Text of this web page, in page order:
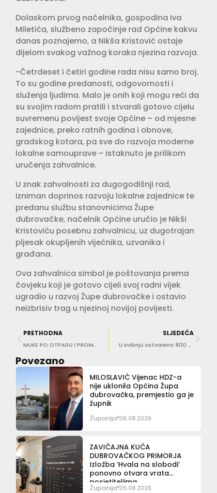
Dolaskom prvog načelnika, gospodina Iva
Miletića, službeno započinje rad Općine kakvu
danas poznajemo, a Nikša Kristović ostaje
dijelom svakog važnog koraka njezina razvoja.
-Četrdeset i četiri godine rada nisu samo broj.
To su godine predanosti, odgovornosti i
služenja ljudima. Malo je onih koji mogu reći da
su svojim radom pratili i stvarali gotovo cijelu
suvremenu povijest svoje Općine – od mjesne
zajednice, preko ratnih godina i obnove,
gradskog kotara, pa sve do razvoja moderne
lokalne samouprave – istaknuto je prilikom
uručenja zahvalnice.
U znak zahvalnosti za dugogodišnji rad,
izniman doprinos razvoju lokalne zajednice te
predanu službu stanovnicima Župe
dubrovačke, načelnik Općine uručio je Nikši
Kristoviću posebnu zahvalnicu, uz dugotrajan
pljesak okupljenih vijećnika, uzvanika i
građana.
Ova zahvalnica simbol je poštovanja prema
čovjeku koji je gotovo cijeli svoj radni vijek
ugradio u razvoj Župe dubrovačke i ostavio
neizbrisiv trag u njezinoj novijoj povijesti.
PRETHODNA
MUKE PO OTPADU I PROMETU U tjedan dana više od 30 prekršaja u Župi
SLJEDEĆA
U svibnju ostvareno 800 tisuća noćenja u županiji, najviše u hotelima
Povezano
MILOSLAVIĆ Vijenac HDZ-a
nije uklonila Općina Župa
dubrovačka, premjestio ga je
župnik
Županija 06.08.2026
ZAVIČAJNA KUĆA
DUBROVAČKOG PRIMORJA
Izložba ‘Hvala na slobodi’
ponovno otvara vrata
posjetiteljima
Županija 05.08.2026